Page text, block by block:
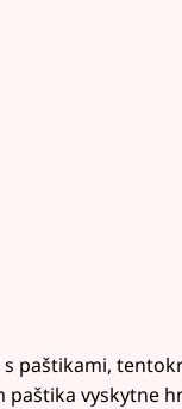
paštikami,
vyskytne